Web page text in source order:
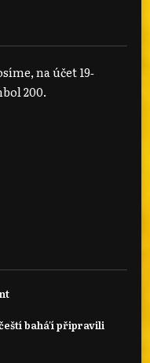
na účet 19‐
200.
bahá'í připravili